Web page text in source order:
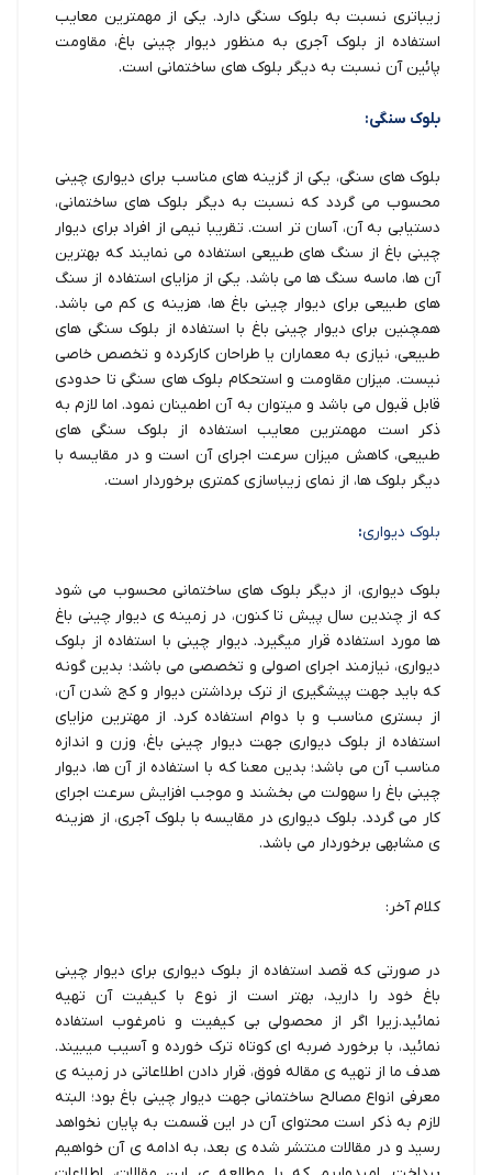
زیباتری نسبت به بلوک سنگی دارد. یکی از مهمترین معایب
استفاده از بلوک آجری به منظور دیوار چینی باغ، مقاومت
پائین آن نسبت به دیگر بلوک های ساختمانی است.
بلوک سنگی:
بلوک های سنگی، یکی از گزینه های مناسب برای دیواری چینی
محسوب می گردد که نسبت به دیگر بلوک های ساختمانی،
دستیابی به آن، آسان تر است. تقریبا نیمی از افراد برای دیوار
چینی باغ از سنگ های طبیعی استفاده می نمایند که بهترین
آن ها، ماسه سنگ ها می باشد. یکی از مزایای استفاده از سنگ
های طبیعی برای دیوار چینی باغ ها، هزینه ی کم می باشد.
همچنین برای دیوار چینی باغ با استفاده از بلوک سنگی های
طبیعی، نیازی به معماران یا طراحان کارکرده و تخصص خاصی
نیست. میزان مقاومت و استحکام بلوک های سنگی تا حدودی
قابل قبول می باشد و میتوان به آن اطمینان نمود. اما لازم به
ذکر است مهمترین معایب استفاده از بلوک سنگی های
طبیعی، کاهش میزان سرعت اجرای آن است و در مقایسه با
دیگر بلوک ها، از نمای زیباسازی کمتری برخوردار است.
بلوک دیواری:
بلوک دیواری، از دیگر بلوک های ساختمانی محسوب می شود
که از چندین سال پیش تا کنون، در زمینه ی دیوار چینی باغ
ها مورد استفاده قرار میگیرد. دیوار چینی با استفاده از بلوک
دیواری، نیازمند اجرای اصولی و تخصصی می باشد؛ بدین گونه
که باید جهت پیشگیری از ترک برداشتن دیوار و کج شدن آن،
از بستری مناسب و با دوام استفاده کرد. از مهترین مزایای
استفاده از بلوک دیواری جهت دیوار چینی باغ، وزن و اندازه
مناسب آن می باشد؛ بدین معنا که با استفاده از آن ها، دیوار
چینی باغ را سهولت می بخشند و موجب افزایش سرعت اجرای
کار می گردد. بلوک دیواری در مقایسه با بلوک آجری، از هزینه
ی مشابهی برخوردار می باشد.
کلام آخر:
در صورتی که قصد استفاده از بلوک دیواری برای دیوار چینی
باغ خود را دارید، بهتر است از نوع با کیفیت آن تهیه
نمائید.زیرا اگر از محصولی بی کیفیت و نامرغوب استفاده
نمائید، با برخورد ضربه ای کوتاه ترک خورده و آسیب میبیند.
هدف ما از تهیه ی مقاله فوق، قرار دادن اطلاعاتی در زمینه ی
معرفی انواع مصالح ساختمانی جهت دیوار چینی باغ بود؛ البته
لازم به ذکر است محتوای آن در این قسمت به پایان نخواهد
رسید و در مقالات منتشر شده ی بعد، به ادامه ی آن خواهیم